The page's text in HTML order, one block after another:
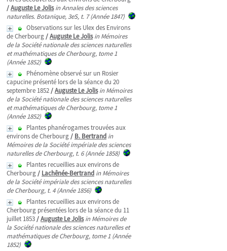
/Auguste Le Jolis in Annales des sciences
naturelles. Botanique, 3eS, t. 7 (Année 1847)
Observations sur les Ulex des Environs
de Cherbourg/Auguste Le Jolis in Mémoires
de la Société nationale des sciences naturelles
et mathématiques de Cherbourg, tome 1
(Année 1852)
Phénomène observé sur un Rosier
capucine présenté lors de la séance du 20
septembre 1852/Auguste Le Jolis in Mémoires
de la Société nationale des sciences naturelles
et mathématiques de Cherbourg, tome 1
(Année 1852)
Plantes phanérogames trouvées aux
environs de Cherbourg/ B. Bertrand in
Mémoires de la Société impériale des sciences
naturelles de Cherbourg, t. 6 (Année 1858)
Plantes recueillies aux environs de
Cherbourg/ Lachênée-Bertrand in Mémoires
de la Société impériale des sciences naturelles
de Cherbourg, t. 4 (Année 1856)
Plantes recueillies aux environs de
Cherbourg présentées lors de la séance du 11
juillet 1853/Auguste Le Jolis in Mémoires de
la Société nationale des sciences naturelles et
mathématiques de Cherbourg, tome 1 (Année
1852)